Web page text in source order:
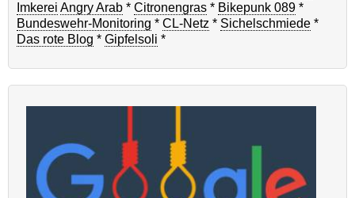
Imkerei Angry Arab * Citronengras * Bikepunk 089 *
Bundeswehr-Monitoring * CL-Netz * Sichelschmiede *
Das rote Blog * Gipfelsoli *